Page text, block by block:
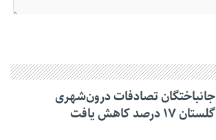
جانباختگان تصادفات درون‌شهری
گلستان ۱۷ درصد کاهش یافت